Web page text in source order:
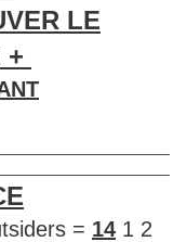
LE
+
= 14 1 2